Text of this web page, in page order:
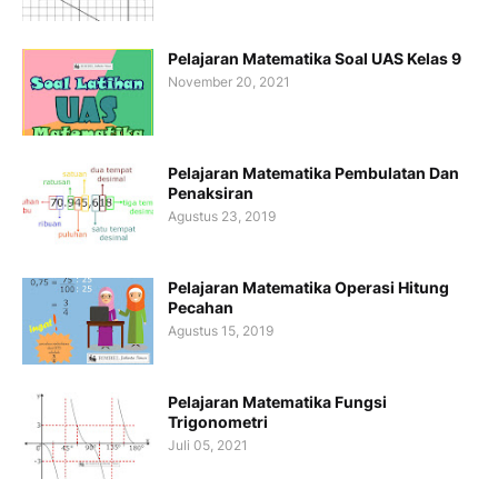
Pelajaran Matematika Soal UAS Kelas 9
November 20, 2021
Pelajaran Matematika Pembulatan Dan
Penaksiran
Agustus 23, 2019
Pelajaran Matematika Operasi Hitung
Pecahan
Agustus 15, 2019
Pelajaran Matematika Fungsi
Trigonometri
Juli 05, 2021